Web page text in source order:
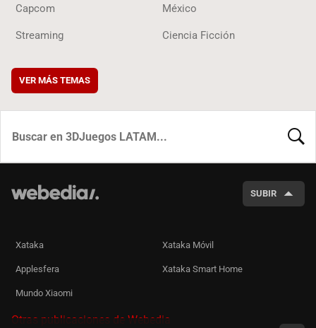
Capcom México
Streaming Ciencia Ficción
VER MÁS TEMAS
SUBIR
Xataka Xataka Móvil
Applesfera Xataka Smart Home
Mundo Xiaomi
Otras publicaciones de Webedia